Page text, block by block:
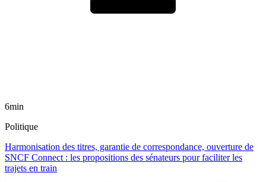
6min
Politique
Harmonisation des titres, garantie de correspondance, ouverture de
SNCF Connect : les propositions des sénateurs pour faciliter les
trajets en train